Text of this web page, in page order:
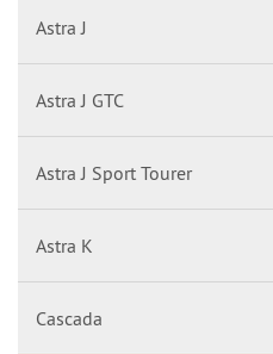
Astra J
Astra J GTC
Astra J Sport Tourer
Astra K
Cascada